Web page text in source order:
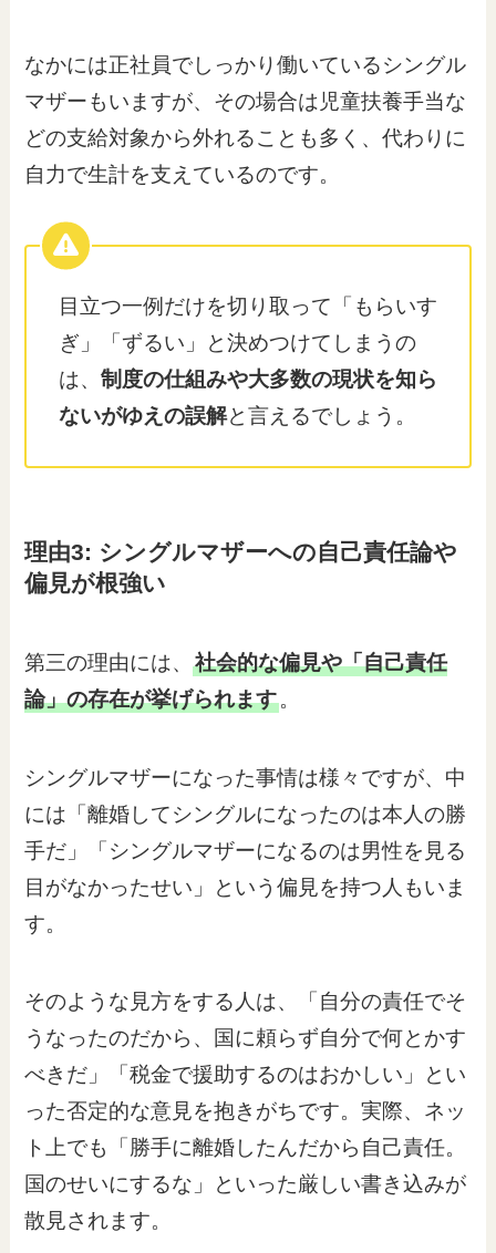
なかには正社員でしっかり働いているシングル
マザーもいますが、その場合は児童扶養手当な
どの支給対象から外れることも多く、代わりに
自力で生計を支えているのです。
目立つ一例だけを切り取って「もらいす
ぎ」「ずるい」と決めつけてしまうの
は、 制度の仕組みや大多数の現状を知ら
ないがゆえの誤解と言えるでしょう。
理由3: シングルマザーへの自己責任論や
偏見が根強い
第三の理由には、社会的な偏見や「自己責任
論」の存在が挙げられます。
シングルマザーになった事情は様々ですが、中
には「離婚してシングルになったのは本人の勝
手だ」「シングルマザーになるのは男性を見る
目がなかったせい」という偏見を持つ人もいま
す。
そのような見方をする人は、「自分の責任でそ
うなったのだから、国に頼らず自分で何とかす
べきだ」「税金で援助するのはおかしい」とい
った否定的な意見を抱きがちです。実際、ネッ
ト上でも「勝手に離婚したんだから自己責任。
国のせいにするな」といった厳しい書き込みが
散見されます。